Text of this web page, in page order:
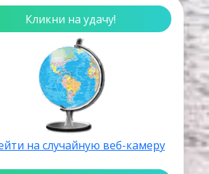
Кликни на удачу!
на случайную веб-камеру